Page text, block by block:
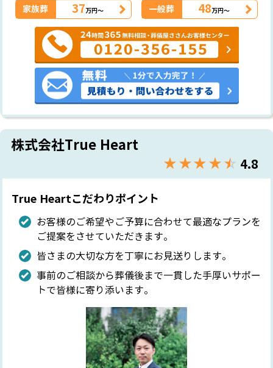
家族葬 37万円～ 一般葬 48万円～
株式会社True Heart
★★★★★
☆☆☆☆☆ 4.8
True Heartこだわりポイント
お客様のご希望やご予算に合わせて最適なプランを
ご提案をさせていただきます。
皆さまの大切な方を丁寧にお見送りします。
事前のご相談から葬儀後まで一貫した手厚いサポー
トで皆様に寄り添います。